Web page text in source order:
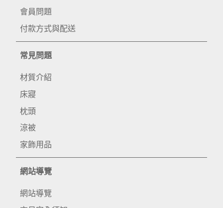
會員問題
付款方式與配送
常見問題
材質介紹
床寢
枕頭
涼被
家飾用品
網站導覽
網站導覽